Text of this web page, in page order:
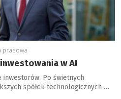
prasowa
w AI
Po świetnych
spółek technologicznych …